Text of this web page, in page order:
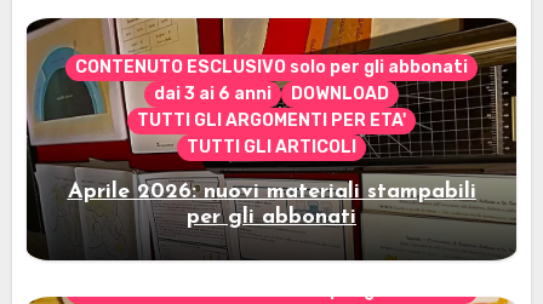
CONTENUTO ESCLUSIVO solo per gli abbonati
dai 3 ai 6 anni
DOWNLOAD
TUTTI GLI ARGOMENTI PER ETA'
TUTTI GLI ARTICOLI
Aprile 2026: nuovi materiali stampabili
per gli abbonati